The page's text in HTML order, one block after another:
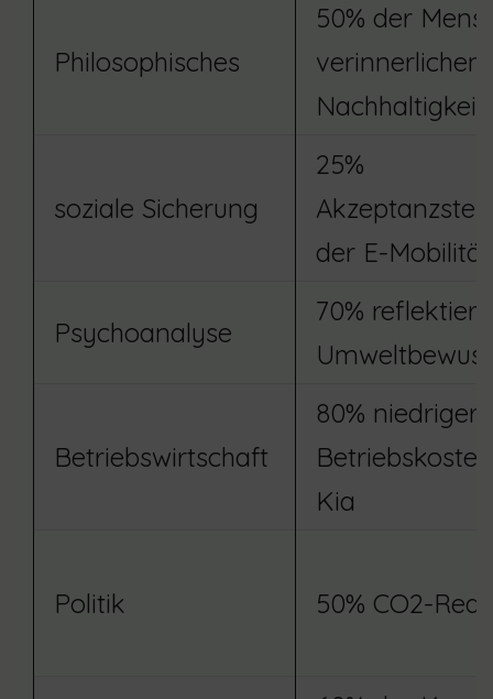
Philosophisches
50% der
verinnerlichen
Nachhaltigkeit
soziale Sicherung
25%
der E-Mobilität
Psychoanalyse
70% reflektiert
Betriebswirtschaft
80% niedrigere
Kia
Politik 50% CO2-